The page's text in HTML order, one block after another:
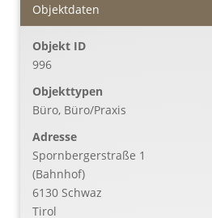
Objektdaten
Objekt ID
996
Objekttypen
Büro, Büro/Praxis
Adresse
Spornbergerstraße 1
(Bahnhof)
6130 Schwaz
Tirol